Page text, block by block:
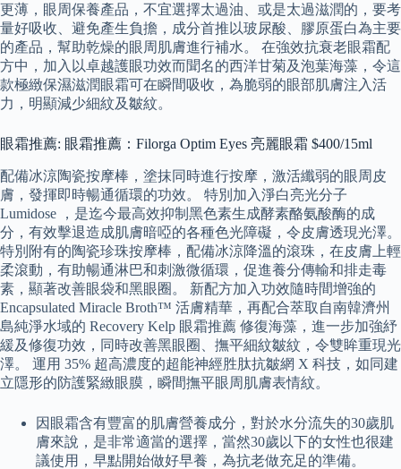
更薄，眼周保養產品，不宜選擇太過油、或是太過滋潤的，要考
量好吸收、避免產生負擔，成分首推以玻尿酸、膠原蛋白為主要
的產品，幫助乾燥的眼周肌膚進行補水。 在強效抗衰老眼霜配
方中，加入以卓越護眼功效而聞名的西洋甘菊及泡葉海藻，令這
款極緻保濕滋潤眼霜可在瞬間吸收，為脆弱的眼部肌膚注入活
力，明顯減少細紋及皺紋。
眼霜推薦: 眼霜推薦：Filorga Optim Eyes 亮麗眼霜 $400/15ml
配備冰涼陶瓷按摩棒，塗抹同時進行按摩，激活纖弱的眼周皮
膚，發揮即時暢通循環的功效。 特別加入淨白亮光分子
Lumidose ，是迄今最高效抑制黑色素生成酵素酪氨酸酶的成
分，有效擊退造成肌膚暗啞的各種色光障礙，令皮膚透現光澤。
特別附有的陶瓷珍珠按摩棒，配備冰涼降溫的滾珠，在皮膚上輕
柔滾動，有助暢通淋巴和刺激微循環，促進養分傳輸和排走毒
素，顯著改善眼袋和黑眼圈。 新配方加入功效隨時間增強的
Encapsulated Miracle Broth™ 活膚精華，再配合萃取自南韓濟州
島純淨水域的 Recovery Kelp 眼霜推薦 修復海藻，進一步加強紓
緩及修復功效，同時改善黑眼圈、撫平細紋皺紋，令雙眸重現光
澤。 運用 35% 超高濃度的超能神經胜肽抗皺網 X 科技，如同建
立隱形的防護緊緻眼膜，瞬間撫平眼周肌膚表情紋。
因眼霜含有豐富的肌膚營養成分，對於水分流失的30歲肌
膚來說，是非常適當的選擇，當然30歲以下的女性也很建
議使用，早點開始做好早養，為抗老做充足的準備。